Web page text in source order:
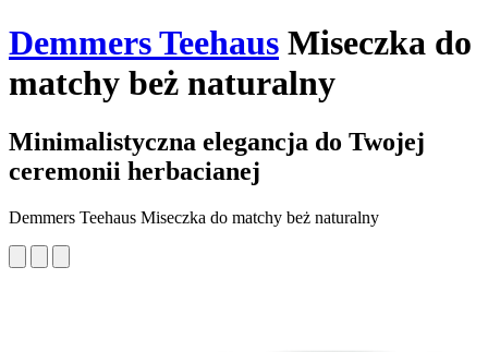
Demmers Teehaus Miseczka do
matchy beż naturalny
Minimalistyczna elegancja do Twojej
ceremonii herbacianej
Demmers Teehaus Miseczka do matchy beż naturalny